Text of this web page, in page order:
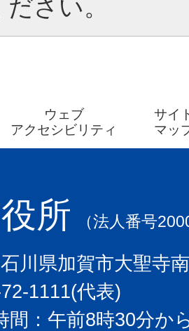
さい。
ウェブ
アクセシビリティ
サイ
マッ
所 （法人番号
川県加賀市大聖寺
1111(代表)
間：午前8時30分か